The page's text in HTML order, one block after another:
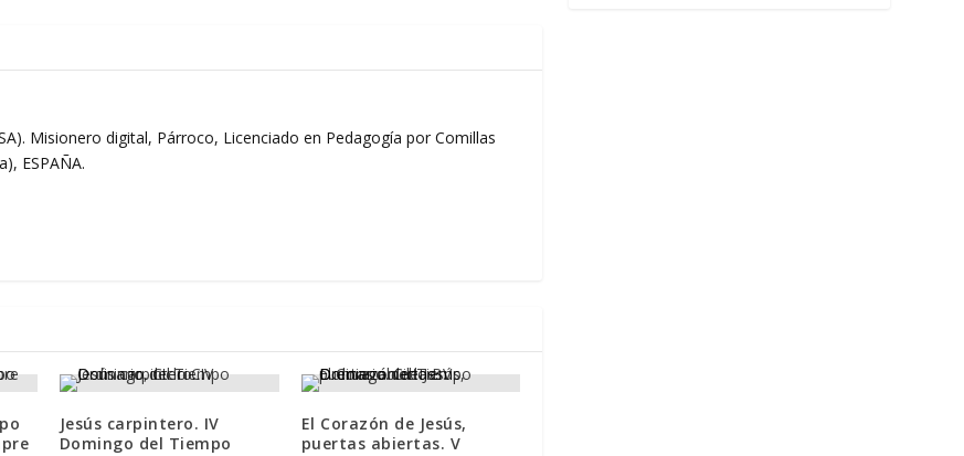
Misionero digital, Párroco, Licenciado en Pedagogía por Comillas
ESPAÑA.
Jesús carpintero. IV
Domingo del Tiempo
El Corazón de Jesús,
puertas abiertas. V